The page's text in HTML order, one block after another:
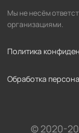
Мы не несём
организациями.
Политика
Обработка
© 2020-